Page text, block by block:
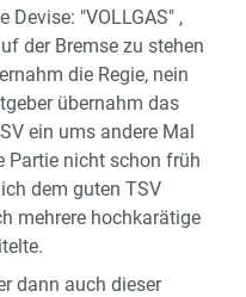
Devise: "VOLLGAS" ,
der Bremse zu stehen
die Regie, nein
übernahm das
ein ums andere Mal
Partie nicht schon früh
dem guten TSV
mehrere hochkarätige
dann auch dieser